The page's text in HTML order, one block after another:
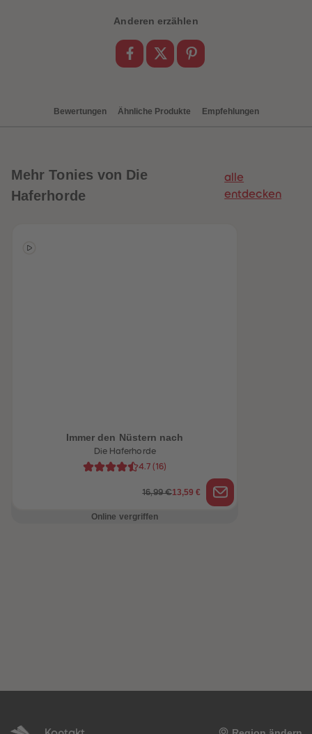
Anderen erzählen
Bewertungen Ähnliche Produkte Empfehlungen
Mehr Tonies von Die
Haferhorde
alle
entdecken
Immer den Nüstern nach
Die Haferhorde
4.7 (16)
16,99 €13,59 €
Online vergriffen